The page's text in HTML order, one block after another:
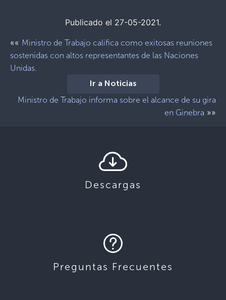
Publicado el 27-05-2021.
«« Ministro de Trabajo califica como exitosas reuniones
sostenidas con altos representantes de las Naciones
Unidas.
Ir a Noticias
Ministro de Trabajo informa sobre el alcance de su gira
en Ginebra »»
Descargas
Preguntas Frecuentes